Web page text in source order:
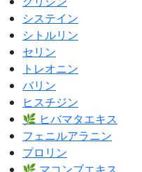
システイン
シトルリン
セリン
トレオニン
バリン
ヒスチジン
🌿 ヒバマタエキス
フェニルアラニン
プロリン